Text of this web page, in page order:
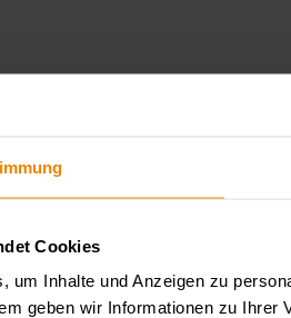
Cookies
um Inhalte und Anzeigen zu
geben wir Informationen zu Ihrer